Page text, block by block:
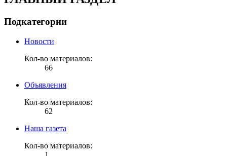
Подкатегории
Новости
Кол-во материалов:
66
Объявления
Кол-во материалов:
62
Наша газета
Кол-во материалов: